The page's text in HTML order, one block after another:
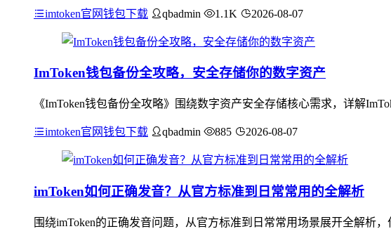
imtoken官网钱包下载 qbadmin 1.1K 2026-08-07
ImToken钱包备份全攻略，安全存储你的数字资产
《ImToken钱包备份全攻略》围绕数字资产安全存储核心需求，详解
imtoken官网钱包下载 qbadmin 885 2026-08-07
imToken如何正确发音？从官方标准到日常常用的全解析
围绕imToken的正确发音问题，从官方标准到日常常用场景展开全解析